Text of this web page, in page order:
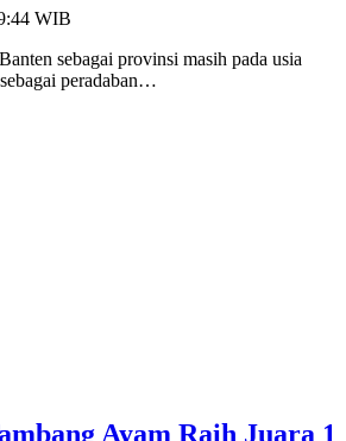
WIB
sebagai provinsi masih pada usia
peradaban…
Ayam Raih Juara 1